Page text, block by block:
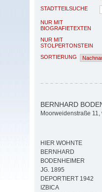
STADTTEILSUCHE
NUR MIT
BIOGRAFIETEXTEN
NUR MIT
STOLPERTONSTEIN
SORTIERUNG
BERNHARD
Moorweidenstraße
HIER WOHNTE
BERNHARD
BODENHEIMER
JG. 1895
DEPORTIERT 1942
IZBICA